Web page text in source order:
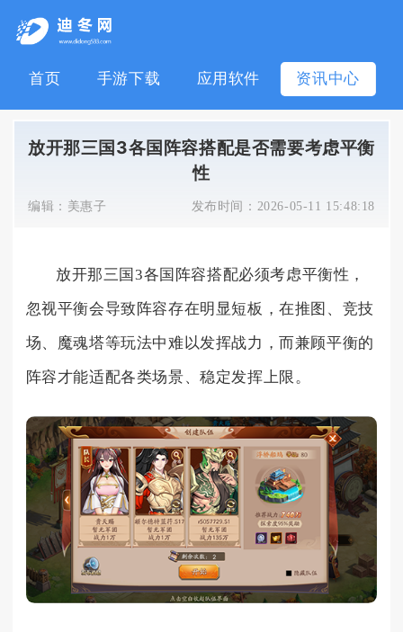
首页 手游下载 应用软件 资讯中心
放开那三国3各国阵容搭配是否需要考虑平衡
性
编辑： 美惠子 发布时间： 2026-05-11 15:48:18
放开那三国3各国阵容搭配必须考虑平衡性，
忽视平衡会导致阵容存在明显短板，在推图、竞技
场、魔魂塔等玩法中难以发挥战力，而兼顾平衡的
阵容才能适配各类场景、稳定发挥上限。